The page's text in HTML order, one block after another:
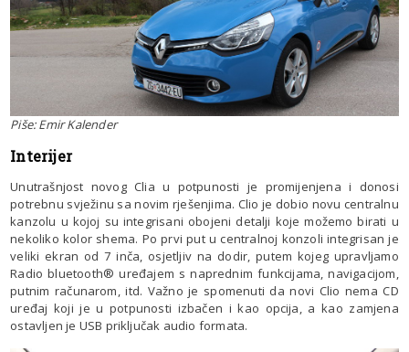
Piše: Emir Kalender
Interijer
Unutrašnjost novog Clia u potpunosti je promijenjena i donosi
potrebnu svježinu sa novim rješenjima. Clio je dobio novu centralnu
kanzolu u kojoj su integrisani obojeni detalji koje možemo birati u
nekoliko kolor shema. Po prvi put u centralnoj konzoli integrisan je
veliki ekran od 7 inča, osjetljiv na dodir, putem kojeg upravljamo
Radio bluetooth® uređajem s naprednim funkcijama, navigacijom,
putnim računarom, itd. Važno je spomenuti da novi Clio nema CD
uređaj koji je u potpunosti izbačen i kao opcija, a kao zamjena
ostavljen je USB priključak audio formata.